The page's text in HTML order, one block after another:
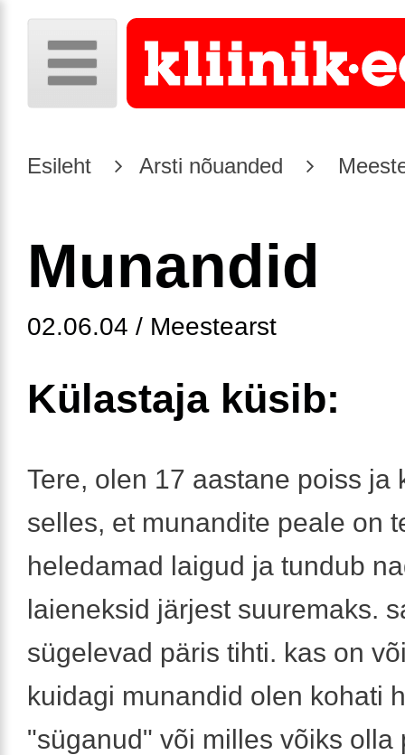
Esileht Arsti nõuanded
Munandid
02.06.04 / Meestearst
Külastaja küsib:
Tere, olen 17 aastane poiss ja
selles, et munandite peale on
heledamad laigud ja tundub
laieneksid järjest suuremaks.
sügelevad päris tihti. kas on
kuidagi munandid olen kohati
"süganud" või milles võiks olla